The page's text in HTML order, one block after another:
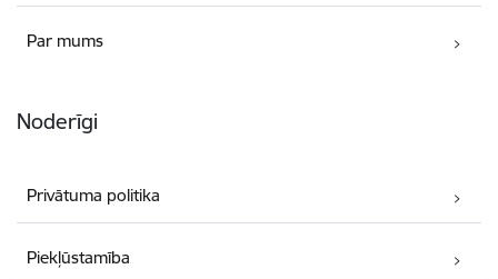
Par mums
Noderīgi
Privātuma politika
Piekļūstamība